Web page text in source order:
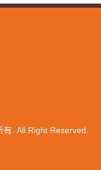
. All Right Reserved.